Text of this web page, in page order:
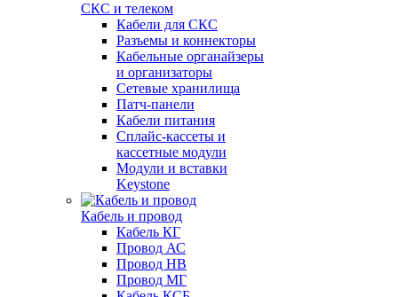
СКС и телеком
Кабели для СКС
Разъемы и коннекторы
Кабельные органайзеры
и организаторы
Сетевые хранилища
Патч-панели
Кабели питания
Сплайс-кассеты и
кассетные модули
Модули и вставки
Keystone
Кабель и провод
Кабель КГ
Провод АС
Провод НВ
Провод МГ